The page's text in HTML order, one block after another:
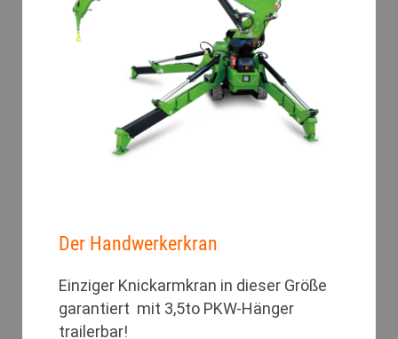
Der Handwerkerkran
Einziger Knickarmkran in dieser Größe
garantiert mit 3,5to PKW-Hänger
trailerbar!